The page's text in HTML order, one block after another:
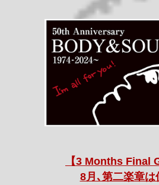
【3 Months Final
8月､第二楽章は